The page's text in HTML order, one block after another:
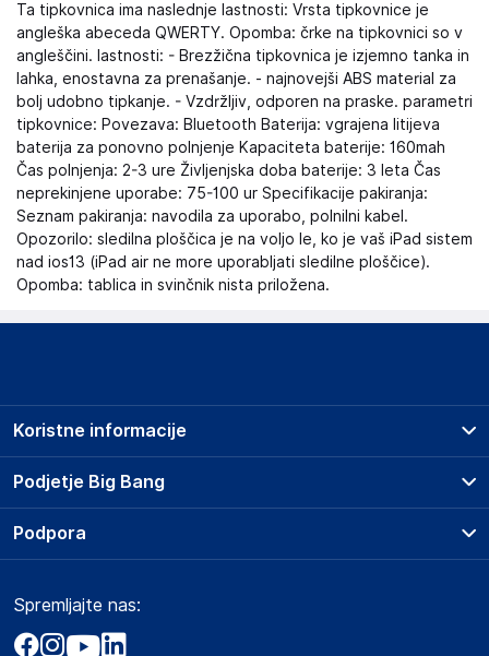
Ta tipkovnica ima naslednje lastnosti: Vrsta tipkovnice je
angleška abeceda QWERTY. Opomba: črke na tipkovnici so v
angleščini. lastnosti: - Brezžična tipkovnica je izjemno tanka in
lahka, enostavna za prenašanje. - najnovejši ABS material za
bolj udobno tipkanje. - Vzdržljiv, odporen na praske. parametri
tipkovnice: Povezava: Bluetooth Baterija: vgrajena litijeva
baterija za ponovno polnjenje Kapaciteta baterije: 160mah
Čas polnjenja: 2-3 ure Življenjska doba baterije: 3 leta Čas
neprekinjene uporabe: 75-100 ur Specifikacije pakiranja:
Seznam pakiranja: navodila za uporabo, polnilni kabel.
Opozorilo: sledilna ploščica je na voljo le, ko je vaš iPad sistem
nad ios13 (iPad air ne more uporabljati sledilne ploščice).
Opomba: tablica in svinčnik nista priložena.
Podjetje Big Bang
O podjetju
Obvestila za javnost
Akt o digitalnih storitvah
Koristne informacije
Prodajna mesta
Storitve
Dostava, vnos in odvoz
Podpora
Marketplace
Kako oddati naročilo?
Spremljajte nas: